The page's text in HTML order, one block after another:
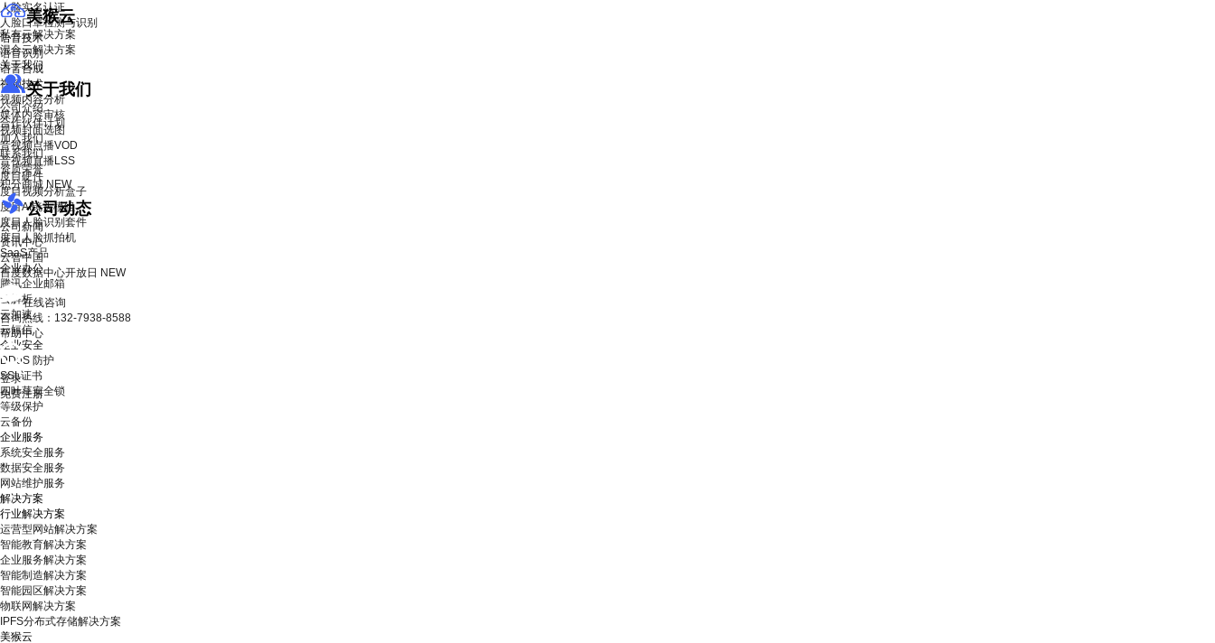
美猴云
私有云解决方案
混合云解决方案
关于我们
关于我们
公司介绍
合作伙伴计划
加入我们
联系我们
资质荣誉
积分商城 NEW
公司动态
公司新闻
资讯中心
云智中国
百度数据中心开放日 NEW
在线咨询
咨询热线：132-7938-8588
帮助中心
登录
免费注册
人脸实名认证
人脸口罩检测与识别
语音技术
语音识别
语音合成
视频技术
视频内容分析
媒体内容审核
视频封面选图
音视频点播VOD
音视频直播LSS
度目硬件
度目视频分析盒子
度目AI镜头模组
度目人脸识别套件
度目人脸抓拍机
SaaS产品
企业办公
腾讯企业邮箱
云解析
云加速
云短信
企业安全
DDoS 防护
SSL证书
四叶草安全锁
等级保护
云备份
企业服务
系统安全服务
数据安全服务
网站维护服务
解决方案
行业解决方案
运营型网站解决方案
智能教育解决方案
企业服务解决方案
智能制造解决方案
智能园区解决方案
物联网解决方案
IPFS分布式存储解决方案
美猴云